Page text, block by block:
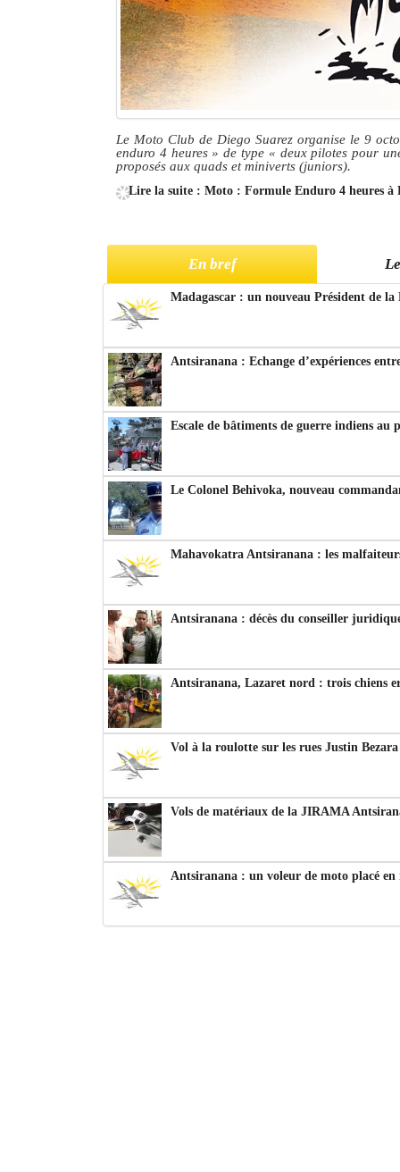
Le Moto Club de Diego Suarez organise le 9
enduro 4 heures » de type « deux pilotes pour
proposés aux quads et miniverts (juniors).
Lire la suite : Moto : Formule Enduro 4 heures à
En bref
Madagascar : un nouveau Président de
Antsiranana : Echange d’expériences
Escale de bâtiments de guerre indiens au
Le Colonel Behivoka, nouveau
Mahavokatra Antsiranana : les
Antsiranana : décès du conseiller
Antsiranana, Lazaret nord : trois chiens
Vol à la roulotte sur les rues Justin
Vols de matériaux de la JIRAMA
Antsiranana : un voleur de moto placé en